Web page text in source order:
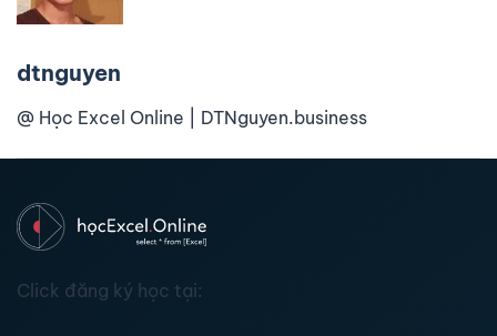
dtnguyen
@ Học Excel Online | DTNguyen.business
Click đăng ký học tại: